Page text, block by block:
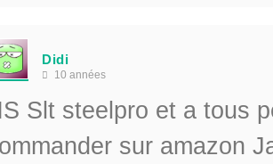
Didi
10 années
Slt steelpro et a tous
sur amazon